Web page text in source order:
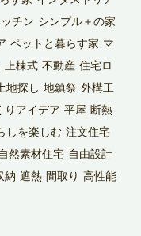
チン シンプル＋の家
ペットと暮らす家 マ
上棟式 不動産 住宅ロ
地探し 地鎮祭 外構工
りアイデア 平屋 断熱
しを楽しむ 注文住宅
自然素材住宅 自由設計
納 遮熱 間取り 高性能